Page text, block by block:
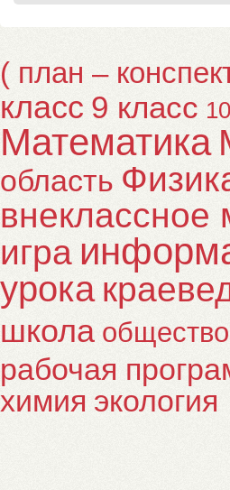
( план –
класс 9 класс
Математика
область
внеклассное
игра
урока
школа
рабочая
химия экология